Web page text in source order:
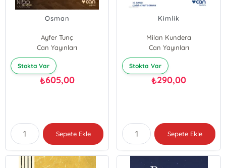
Osman
Ayfer Tunç
Can Yayınları
Stokta Var
₺605,00
Sepete Ekle
Kimlik
Milan Kundera
Can Yayınları
Stokta Var
₺290,00
Sepete Ekle